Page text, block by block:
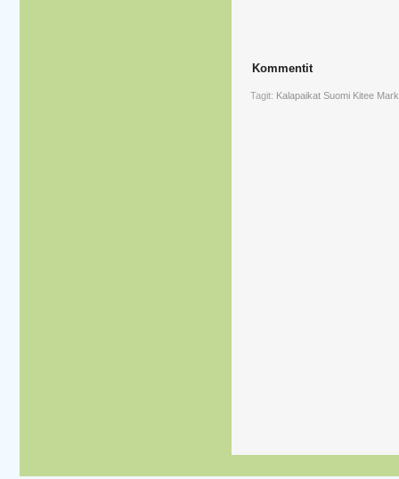
Kommentit
Tagit: Kalapaikat Suomi Kitee